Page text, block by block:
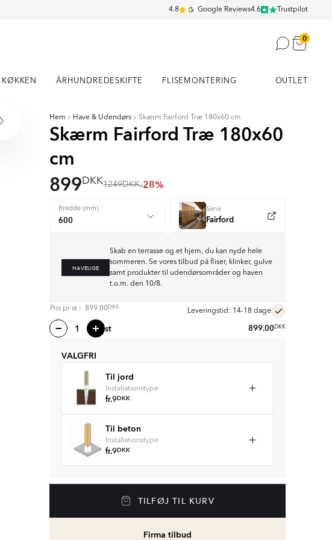
4.8 Google Reviews4.6 Trustpilot
0
KØKKEN ÅRHUNDREDESKIFTE FLISEMONTERING OUTLET
Hem Have & Udendørs Skærm Fairford Træ 180x60 cm
Skærm Fairford Træ 180x60
cm
899DKK1249DKK-28%
Bredde (mm) Serie
Fairford
HAVEUGE
Skab en terrasse og et hjem, du kan nyde hele
sommeren. Se vores tilbud på fliser, klinker, gulve
samt produkter til udendørsområder og haven
t.o.m. den 10/8.
Pris prst : 899.00DKK
Leveringstid: 14-18 dage
st 899.00DKK
VALGFRI
Til jord
Installationstype
fr.9DKK
Til beton
Installationstype
fr.9DKK
TILFØJ TIL KURV
Firma tilbud